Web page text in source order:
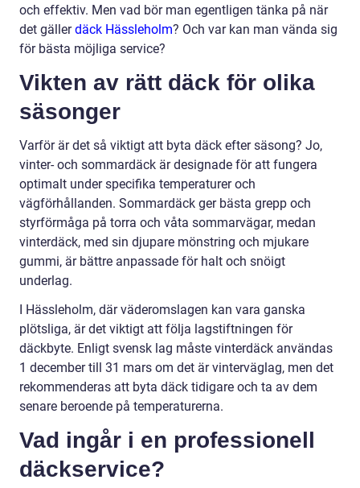
och effektiv. Men vad bör man egentligen tänka på när
det gällerdäck Hässleholm? Och var kan man vända sig
för bästa möjliga service?
Vikten av rätt däck för olika
säsonger
Varför är det så viktigt att byta däck efter säsong? Jo,
vinter- och sommardäck är designade för att fungera
optimalt under specifika temperaturer och
vägförhållanden. Sommardäck ger bästa grepp och
styrförmåga på torra och våta sommarvägar, medan
vinterdäck, med sin djupare mönstring och mjukare
gummi, är bättre anpassade för halt och snöigt
underlag.
I Hässleholm, där väderomslagen kan vara ganska
plötsliga, är det viktigt att följa lagstiftningen för
däckbyte. Enligt svensk lag måste vinterdäck användas
1 december till 31 mars om det är vinterväglag, men det
rekommenderas att byta däck tidigare och ta av dem
senare beroende på temperaturerna.
Vad ingår i en professionell
däckservice?